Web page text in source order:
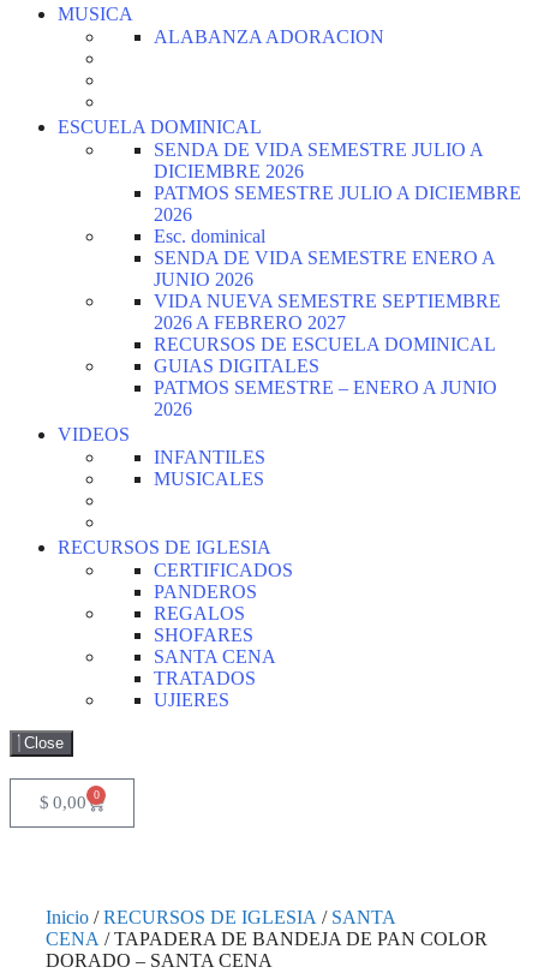
MUSICA
ALABANZA ADORACION
ESCUELA DOMINICAL
SENDA DE VIDA SEMESTRE JULIO A
DICIEMBRE 2026
PATMOS SEMESTRE JULIO A DICIEMBRE
2026
Esc. dominical
SENDA DE VIDA SEMESTRE ENERO A
JUNIO 2026
VIDA NUEVA SEMESTRE SEPTIEMBRE
2026 A FEBRERO 2027
RECURSOS DE ESCUELA DOMINICAL
GUIAS DIGITALES
PATMOS SEMESTRE – ENERO A JUNIO
2026
VIDEOS
INFANTILES
MUSICALES
RECURSOS DE IGLESIA
CERTIFICADOS
PANDEROS
REGALOS
SHOFARES
SANTA CENA
TRATADOS
UJIERES
Close
$ 0,00 0
Inicio /RECURSOS DE IGLESIA / SANTA
CENA / TAPADERA DE BANDEJA DE PAN COLOR
DORADO – SANTA CENA